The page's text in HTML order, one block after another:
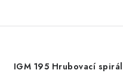
IGM 195 Hrubovací